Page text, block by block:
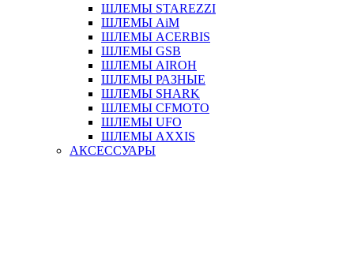
ШЛЕМЫ STAREZZI
ШЛЕМЫ AiM
ШЛЕМЫ ACERBIS
ШЛЕМЫ GSB
ШЛЕМЫ AIROH
ШЛЕМЫ РАЗНЫЕ
ШЛЕМЫ SHARK
ШЛЕМЫ CFMOTO
ШЛЕМЫ UFO
ШЛЕМЫ AXXIS
АКСЕССУАРЫ